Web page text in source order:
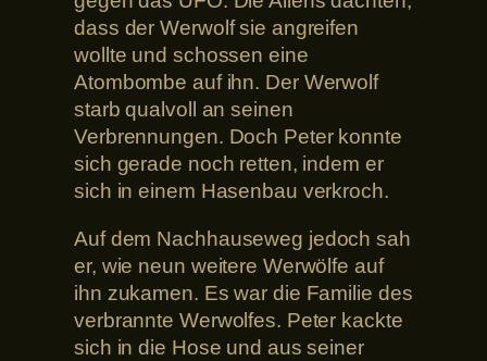
dass der Werwolf sie angreifen
wollte und schossen eine
Atombombe auf ihn. Der Werwolf
starb qualvoll an seinen
Verbrennungen. Doch Peter konnte
sich gerade noch retten, indem er
sich in einem Hasenbau verkroch.
Auf dem Nachhauseweg jedoch sah
er, wie neun weitere Werwölfe auf
ihn zukamen. Es war die Familie des
verbrannte Werwolfes. Peter kackte
sich in die Hose und aus seiner